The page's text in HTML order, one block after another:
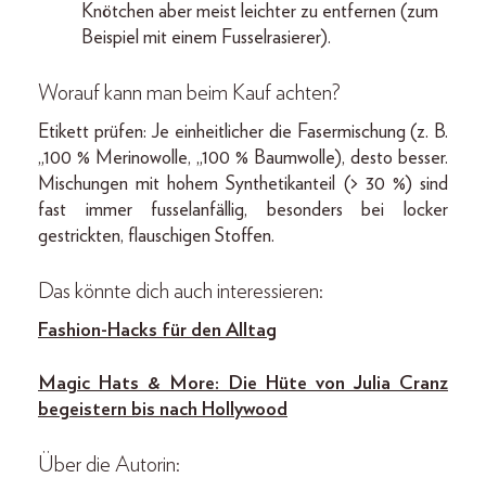
Knötchen aber meist leichter zu entfernen (zum
Beispiel mit einem Fusselrasierer).
Worauf kann man beim Kauf achten?
Etikett prüfen: Je einheitlicher die Fasermischung (z. B.
„100 % Merinowolle, „100 % Baumwolle), desto besser.
Mischungen mit hohem Synthetikanteil (> 30 %) sind
fast immer fusselanfällig, besonders bei locker
gestrickten, flauschigen Stoffen.
Das könnte dich auch interessieren:
Fashion-Hacks für den Alltag
Magic Hats & More: Die Hüte von Julia Cranz
begeistern bis nach Hollywood
Über die Autorin: